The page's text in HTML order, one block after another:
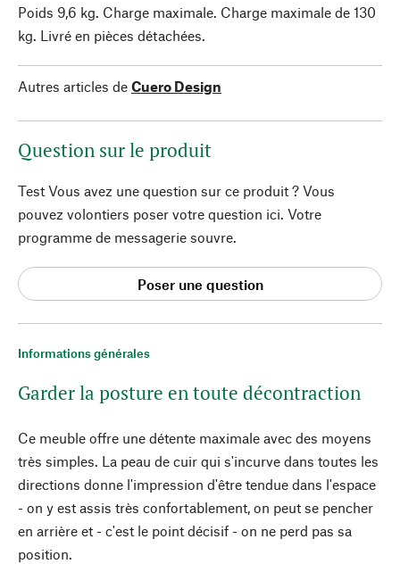
Informations générales
Garder la posture en toute décontraction
Ce meuble offre une détente maximale avec des moyens
très simples. La peau de cuir qui s'incurve dans toutes les
directions donne l'impression d'être tendue dans l'espace
- on y est assis très confortablement, on peut se pencher
en arrière et - c'est le point décisif - on ne perd pas sa
position.
Poids 9,6 kg. Charge maximale. Charge maximale de 130
kg. Livré en pièces détachées.
Autres articles de Cuero Design
Question sur le produit
Test Vous avez une question sur ce produit ? Vous
pouvez volontiers poser votre question ici. Votre
programme de messagerie souvre.
Poser une question